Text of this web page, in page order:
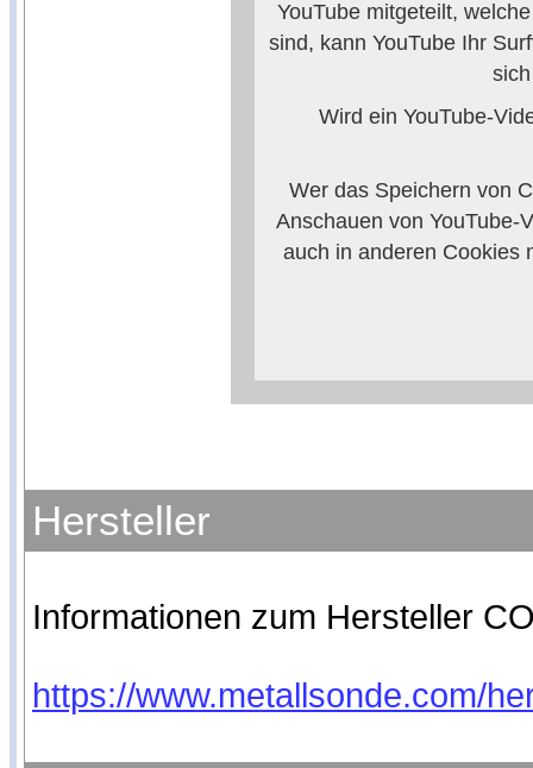
YouTube mitgeteilt,
sind, kann YouTube Ihr
Wird ein YouTube-
Wer das Speichern von
Anschauen von YouTube-
auch in anderen Cookies
Hersteller
Informationen zum Hersteller
https://www.metallsonde.com/